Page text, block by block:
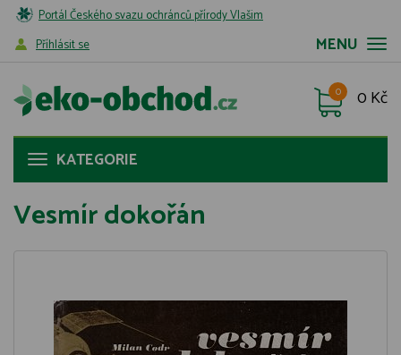
Portál Českého svazu ochránců přírody Vlašim
MENU
Příhlásit se
0 Kč
0
KATEGORIE
Vesmír dokořán